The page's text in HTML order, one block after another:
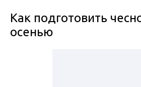
Как подготовить
осенью